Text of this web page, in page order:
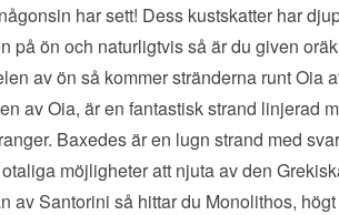
har sett! Dess kustskatter har
på ön och naturligtvis så är du given
av ön så kommer stränderna runt Oia
av Oia, är en fantastisk strand linjerad
Baxedes är en lugn strand med
möjligheter att njuta av den
av Santorini så hittar du Monolithos,